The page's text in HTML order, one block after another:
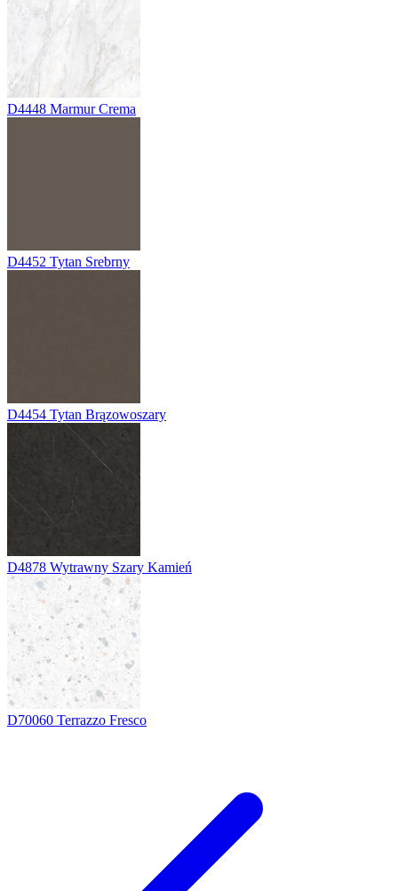
D4448 Marmur Crema
D4452 Tytan Srebrny
D4454 Tytan Brązowoszary
D4878 Wytrawny Szary Kamień
D70060 Terrazzo Fresco